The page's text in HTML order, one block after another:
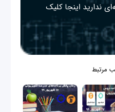
نداریداینجا کلیک
مرتبط